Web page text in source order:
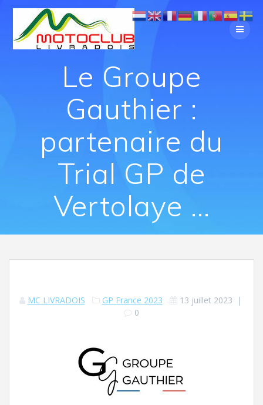
Le Groupe
Gauthier :
partenaire du
Trial GP de
Vertolaye …
MC LIVRADOIS GP France 2023 13 juillet 2023 |
0